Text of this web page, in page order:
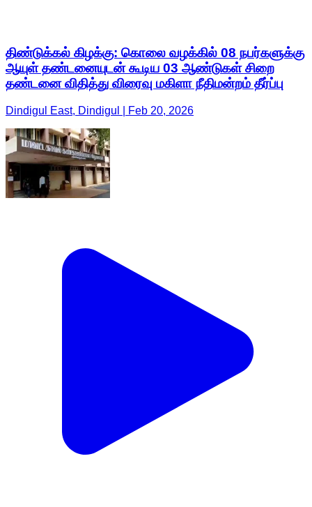
திண்டுக்கல் கிழக்கு: கொலை வழக்கில் 08 நபர்களுக்கு
ஆயுள் தண்டனையுடன் கூடிய 03 ஆண்டுகள் சிறை
தண்டனை விதித்து விரைவு மகிளா நீதிமன்றம் தீர்ப்பு
Dindigul East, Dindigul | Feb 20, 2026